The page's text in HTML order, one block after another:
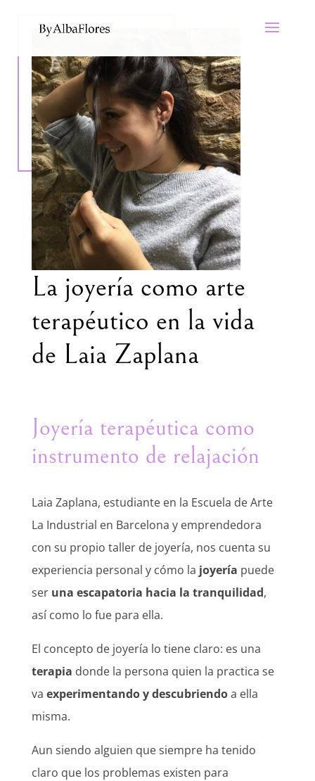
La joyería como arte
terapéutico en la vida
de Laia Zaplana
Joyería terapéutica como
instrumento de relajación
Laia Zaplana, estudiante en la Escuela de Arte
La Industrial en Barcelona y emprendedora
con su propio taller de joyería, nos cuenta su
experiencia personal y cómo la joyería puede
ser una escapatoria hacia la tranquilidad,
así como lo fue para ella.
El concepto de joyería lo tiene claro: es una
terapia donde la persona quien la practica se
va experimentando y descubriendoa ella
misma.
Aun siendo alguien que siempre ha tenido
claro que los problemas existen para